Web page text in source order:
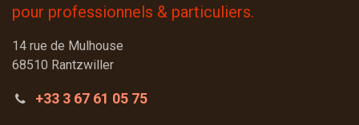
pour professionnels & particuliers.
14 rue de Mulhouse
68510 Rantzwiller
+33 3 67 61 05 75